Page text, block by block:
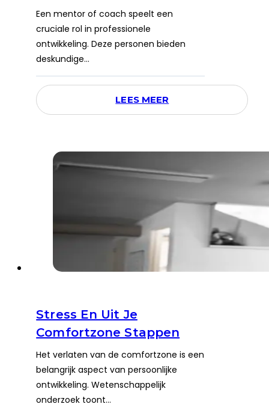
Een mentor of coach speelt een
cruciale rol in professionele
ontwikkeling. Deze personen bieden
deskundige…
LEES MEER
Stress En Uit Je
Comfortzone Stappen
Het verlaten van de comfortzone is een
belangrijk aspect van persoonlijke
ontwikkeling. Wetenschappelijk
onderzoek toont…